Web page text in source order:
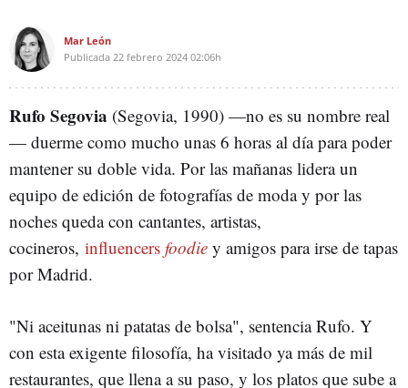
Mar León
Publicada 22 febrero 2024 02:06h
Rufo Segovia (Segovia, 1990) —no es su nombre real
— duerme como mucho unas 6 horas al día para poder
mantener su doble vida. Por las mañanas lidera un
equipo de edición de fotografías de moda y por las
noches queda con cantantes, artistas,
cocineros, influencers foodie y amigos para irse de tapas
por Madrid.
"Ni aceitunas ni patatas de bolsa", sentencia Rufo. Y
con esta exigente filosofía, ha visitado ya más de mil
restaurantes, que llena a su paso, y los platos que sube a